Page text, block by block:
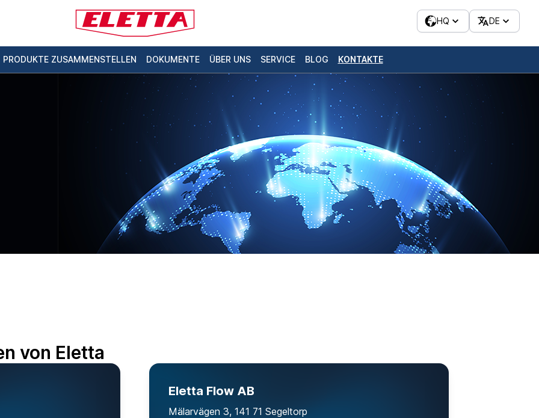
HQ DE
PRODUKTE ZUSAMMENSTELLEN DOKUMENTE ÜBER UNS SERVICE BLOG KONTAKTE
von Eletta
Eletta Flow AB
Mälarvägen 3, 141 71 Segeltorp